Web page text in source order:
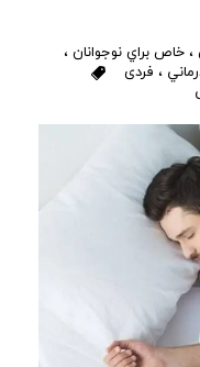
، خاص براي نوجوانان ،
، فردی